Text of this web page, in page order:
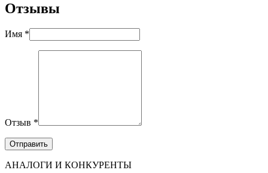
Отзывы
Имя *
Отзыв *
АНАЛОГИ И КОНКУРЕНТЫ